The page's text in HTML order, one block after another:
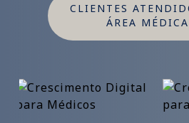
CLIENTES
ÁREA MÉDICA